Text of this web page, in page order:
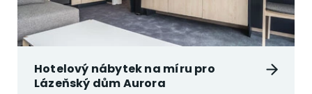
Hotelový nábytek na míru pro
Lázeňský dům Aurora